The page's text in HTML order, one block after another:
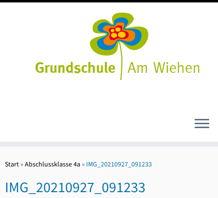
Inhalt
Start »Abschlussklasse 4a » IMG_20210927_091233
IMG_20210927_091233